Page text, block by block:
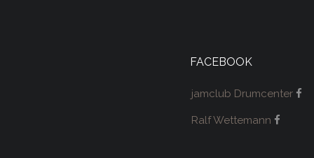
FACEBOOK
jamclub Drumcenter
Ralf Wettemann